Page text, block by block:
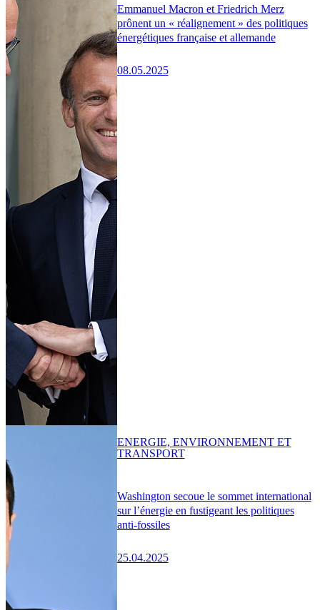
Emmanuel Macron et Friedrich Merz
prônent un « réalignement » des politiques
énergétiques française et allemande
08.05.2025
Washington secoue le sommet international
sur l’énergie en fustigeant les politiques
anti-fossiles
25.04.2025
ENERGIE, ENVIRONNEMENT ET
TRANSPORT